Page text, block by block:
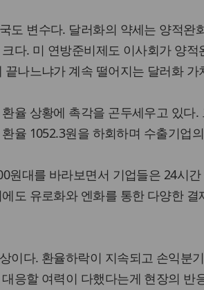
도 변수다. 달러화의 약세는 양적완
다. 미 연방준비제도 이사회가 양
끝나느냐가 계속 떨어지는 달러화
율 상황에 촉각을 곤두세우고 있다
율 1052.3원을 하회하며 수출기업
원대를 바라보면서 기업들은 24시
도 유로화와 엔화를 통한 다양한
이다. 환율하락이 지속되고 손익분
응할 여력이 다했다는게 현장의 반